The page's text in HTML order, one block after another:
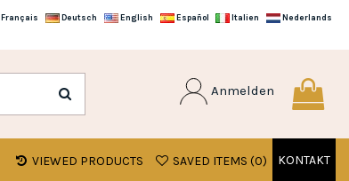
Français Deutsch English Español Italien Nederlands
Anmelden
KONTAKT
SAVED ITEMS (0)
VIEWED PRODUCTS